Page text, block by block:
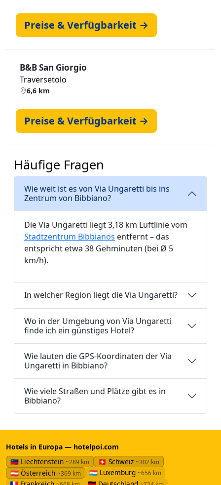
Preise & Verfügbarkeit →
B&B San Giorgio
Traversetolo
6,6 km
Preise & Verfügbarkeit →
Häufige Fragen
Wie weit ist es von Via Ungaretti bis ins
Zentrum von Bibbiano?
Die Via Ungaretti liegt 3,18 km Luftlinie vom
Stadtzentrum Bibbianos entfernt – das
entspricht etwa 38 Gehminuten (bei Ø 5
km/h).
In welcher Region liegt die Via Ungaretti?
Wo in der Umgebung von Via Ungaretti
finde ich ein günstiges Hotel?
Wie lauten die GPS-Koordinaten der Via
Ungaretti in Bibbiano?
Wie viele Straßen und Plätze gibt es in
Bibbiano?
Hotels in Europa — hotelpoi.com
🇱🇮 Liechtenstein ~289 km 🇨🇭 Schweiz ~302 km
🇦🇹 Österreich ~369 km 🇱🇺 Luxemburg ~656 km